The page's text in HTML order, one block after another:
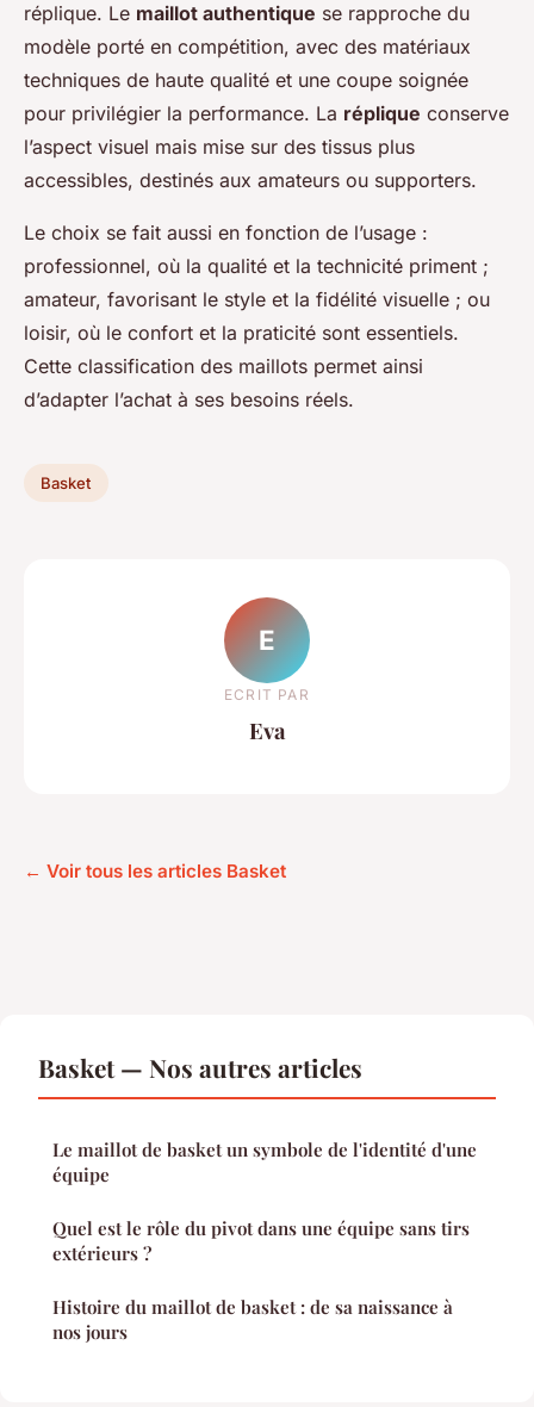
réplique. Le maillot authentique se rapproche du
modèle porté en compétition, avec des matériaux
techniques de haute qualité et une coupe soignée
pour privilégier la performance. La réplique conserve
l’aspect visuel mais mise sur des tissus plus
accessibles, destinés aux amateurs ou supporters.
Le choix se fait aussi en fonction de l’usage :
professionnel, où la qualité et la technicité priment ;
amateur, favorisant le style et la fidélité visuelle ; ou
loisir, où le confort et la praticité sont essentiels.
Cette classification des maillots permet ainsi
d’adapter l’achat à ses besoins réels.
Basket
E
ECRIT PAR
Eva
← Voir tous les articles Basket
Basket — Nos autres articles
Le maillot de basket un symbole de l'identité d'une
équipe
Quel est le rôle du pivot dans une équipe sans tirs
extérieurs ?
Histoire du maillot de basket : de sa naissance à
nos jours